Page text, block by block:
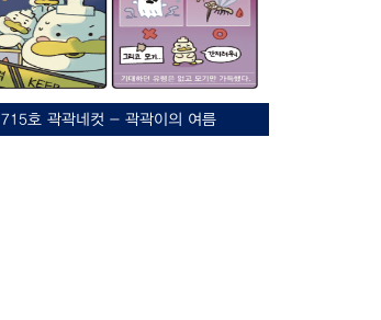
715호 곽곽네컷 - 곽곽이의 여름